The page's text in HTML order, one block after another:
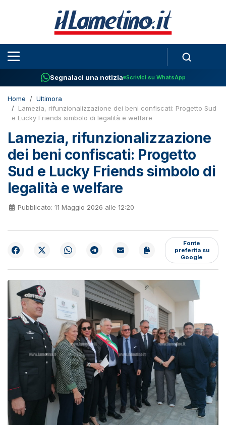
Segnalaci una notizia Scrivici su WhatsApp
Home
Ultimora
Lamezia, rifunzionalizzazione dei beni confiscati: Progetto Sud
e Lucky Friends simbolo di legalità e welfare
Lamezia, rifunzionalizzazione
dei beni confiscati: Progetto
Sud e Lucky Friends simbolo di
legalità e welfare
Pubblicato: 11 Maggio 2026 alle 12:20
Fonte
preferita su
Google